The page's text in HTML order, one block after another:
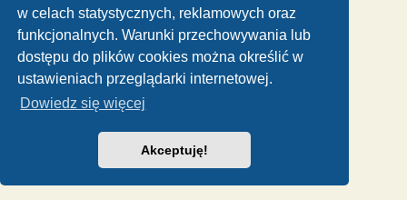
w celach statystycznych, reklamowych oraz
funkcjonalnych. Warunki przechowywania lub
dostępu do plików cookies można określić w
ustawieniach przeglądarki internetowej.
Dowiedz się więcej
Akceptuję!